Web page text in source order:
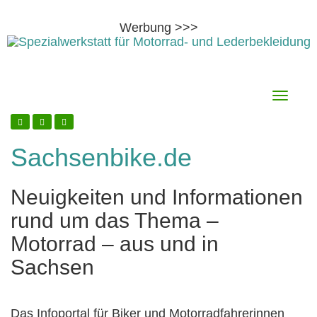
Werbung >>>
content
Toggle
Sachsenbike.de
Neuigkeiten und Informationen
rund um das Thema –
Motorrad – aus und in
Sachsen
Das Infoportal für Biker und Motorradfahrerinnen